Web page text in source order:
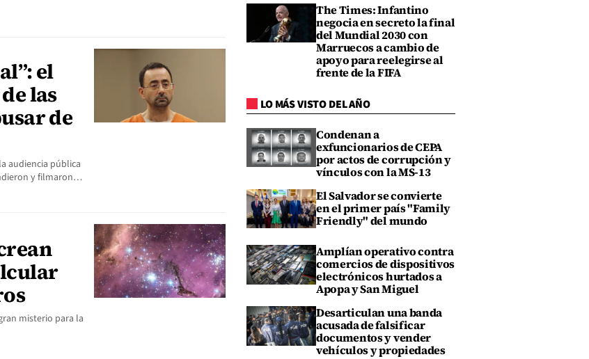
el
las
de
audiencia pública
y filmaron…
misterio para la
The Times: Infantino
negocia en secreto la final
del Mundial 2030 con
Marruecos a cambio de
apoyo para reelegirse al
frente de la FIFA
LO MÁS VISTO DEL AÑO
Condenan a
exfuncionarios de CEPA
por actos de corrupción y
vínculos con la MS-13
El Salvador se convierte
en el primer país "Family
Friendly" del mundo
Amplían operativo contra
comercios de dispositivos
electrónicos hurtados a
Apopa y San Miguel
Desarticulan una banda
acusada de falsificar
documentos y vender
vehículos y propiedades